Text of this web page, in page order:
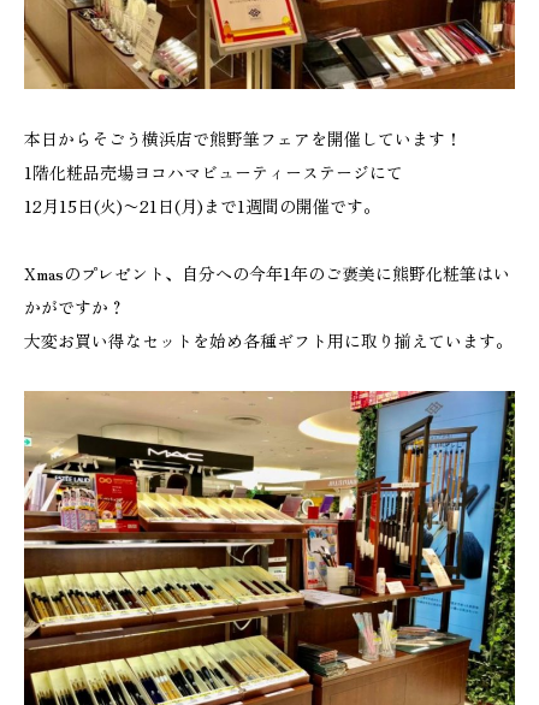
本日からそごう横浜店で熊野筆フェアを開催しています！
1階化粧品売場ヨコハマビューティーステージにて
12月15日(火)〜21日(月)まで1週間の開催です。
Xmasのプレゼント、自分への今年1年のご褒美に熊野化粧筆はい
かがですか？
大変お買い得なセットを始め各種ギフト用に取り揃えています。